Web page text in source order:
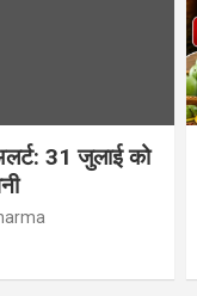
31 जुलाई को